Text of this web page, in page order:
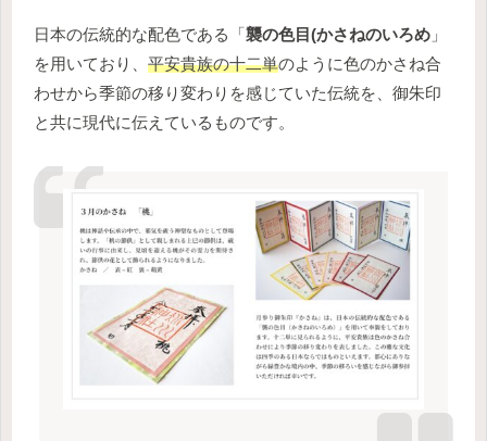
日本の伝統的な配色である「襲の色目(かさねのいろめ 」
を用いており、 平安貴族の十二単のように色のかさね合
わせから季節の移り変わりを感じていた伝統を、御朱印
と共に現代に伝えているものです。